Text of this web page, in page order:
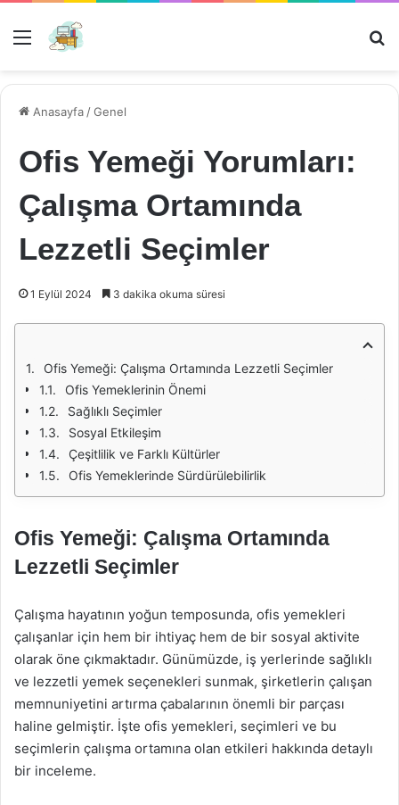
Menü
Anasayfa /Genel
Ofis Yemeği Yorumları:
Çalışma Ortamında
Lezzetli Seçimler
1 Eylül 2024 3 dakika okuma süresi
Ofis Yemeği: Çalışma Ortamında Lezzetli Seçimler
Ofis Yemeklerinin Önemi
Sağlıklı Seçimler
Sosyal Etkileşim
Çeşitlilik ve Farklı Kültürler
Ofis Yemeklerinde Sürdürülebilirlik
Ofis Yemeği: Çalışma Ortamında
Lezzetli Seçimler
Çalışma hayatının yoğun temposunda, ofis yemekleri
çalışanlar için hem bir ihtiyaç hem de bir sosyal aktivite
olarak öne çıkmaktadır. Günümüzde, iş yerlerinde sağlıklı
ve lezzetli yemek seçenekleri sunmak, şirketlerin çalışan
memnuniyetini artırma çabalarının önemli bir parçası
haline gelmiştir. İşte ofis yemekleri, seçimleri ve bu
seçimlerin çalışma ortamına olan etkileri hakkında detaylı
bir inceleme.